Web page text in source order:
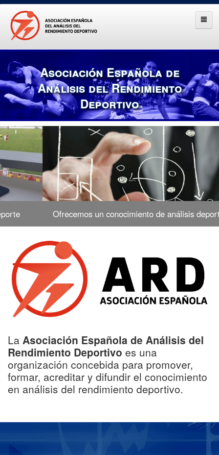
Asociación Española de
Análisis del Rendimiento
Deportivo
Ofrecemos un conocimiento de análisis deportivo único
La Asociación Española de Análisis del
Rendimiento Deportivo es una
organización concebida para promover,
formar, acreditar y difundir el conocimiento
en análisis del rendimiento deportivo.